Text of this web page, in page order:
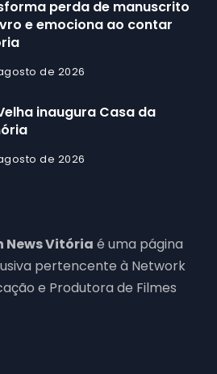
perda de manuscrito
e emociona ao contar
de 2026
inaugura Casa da
de 2026
News Vitória é uma página
pertencente à Network
e Produtora de Filmes